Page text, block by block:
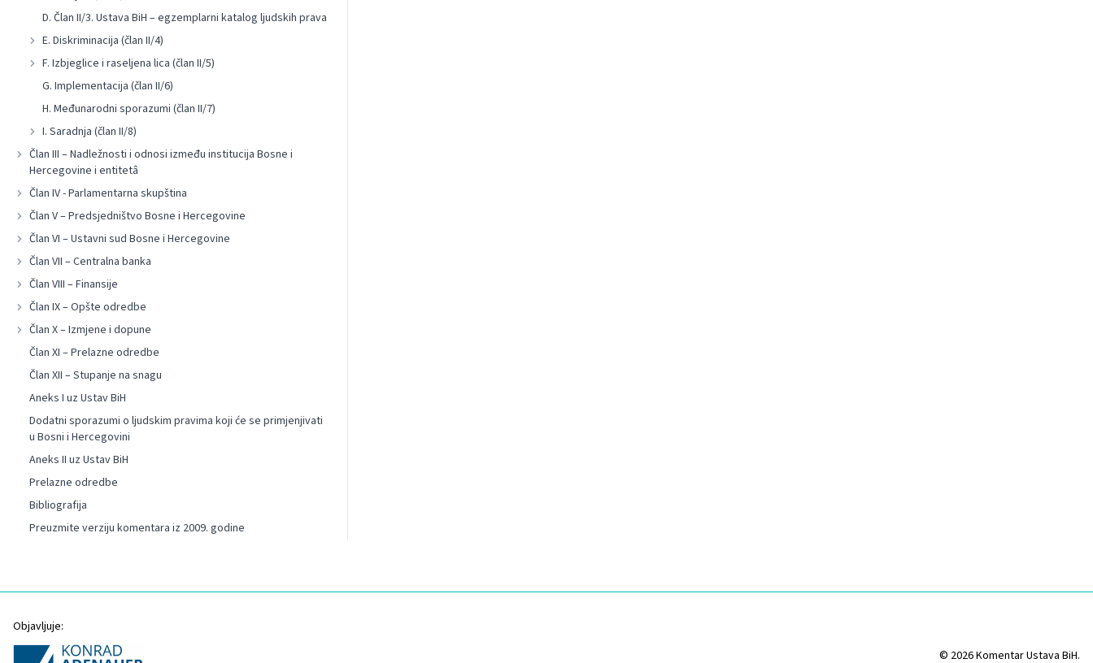
D. Član II/3. Ustava BiH – egzemplarni katalog ljudskih prava
E. Diskriminacija (član II/4)
F. Izbjeglice i raseljena lica (član II/5)
G. Implementacija (član II/6)
H. Međunarodni sporazumi (član II/7)
I. Saradnja (član II/8)
Član III – Nadležnosti i odnosi između institucija Bosne i
Hercegovine i entitetâ
Član IV - Parlamentarna skupština
Član V – Predsjedništvo Bosne i Hercegovine
Član VI – Ustavni sud Bosne i Hercegovine
Član VII – Centralna banka
Član VIII – Finansije
Član IX – Opšte odredbe
Član X – Izmjene i dopune
Član XI – Prelazne odredbe
Član XII – Stupanje na snagu
Aneks I uz Ustav BiH
Dodatni sporazumi o ljudskim pravima koji će se primjenjivati
u Bosni i Hercegovini
Aneks II uz Ustav BiH
Prelazne odredbe
Bibliografija
Preuzmite verziju komentara iz 2009. godine
Objavljuje:
© 2026 Komentar Ustava BiH.